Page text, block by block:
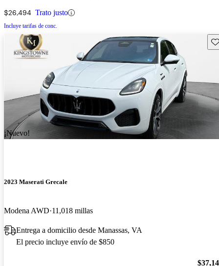
$26,494 Trato justo
Incluye tarifas de conc.
¡Nuevo!
2023 Maserati Grecale
Modena AWD 11,018 millas
Entrega a domicilio desde Manassas, VA
El precio incluye envío de $850